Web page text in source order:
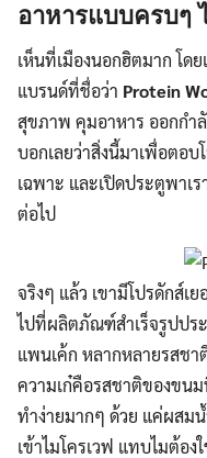
อาหารแบบครบๆ
เห็นที่เมืองนอกฮิตมาก โด
แบรนด์ที่ชื่อว่า Protein
สุขภาพ คุมอาหาร ออกกำ
บอกเลยว่าสิ่งนี้มาเพื่อตอ
เฉพาะ และเปิดประตูพาเ
ต่อไป
จริงๆ แล้ว เขามีโปรดักส์เ
ไปที่ผลิตภัณฑ์สำเร็จรูปปร
แพนเค้ก หลากหลายรสชา
ความเก๋คือรสชาติของขน
ทำง่ายมากๆ ด้วย แค่ผสม
เข้าไมโครเวฟ แทบไมต้อ